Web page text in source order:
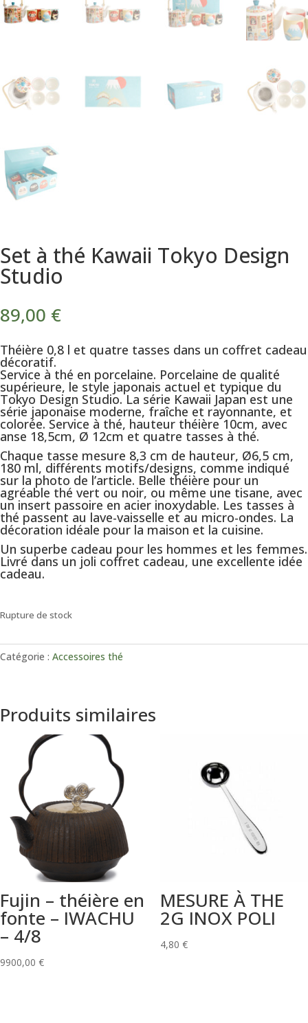
Set à thé Kawaii Tokyo Design
Studio
89,00 €
Théière 0,8 l et quatre tasses dans un coffret cadeau
décoratif.
Service à thé en porcelaine. Porcelaine de qualité
supérieure, le style japonais actuel et typique du
Tokyo Design Studio. La série Kawaii Japan est une
série japonaise moderne, fraîche et rayonnante, et
colorée. Service à thé, hauteur théière 10cm, avec
anse 18,5cm, Ø 12cm et quatre tasses à thé.
Chaque tasse mesure 8,3 cm de hauteur, Ø6,5 cm,
180 ml, différents motifs/designs, comme indiqué
sur la photo de l’article. Belle théière pour un
agréable thé vert ou noir, ou même une tisane, avec
un insert passoire en acier inoxydable. Les tasses à
thé passent au lave-vaisselle et au micro-ondes. La
décoration idéale pour la maison et la cuisine.
Un superbe cadeau pour les hommes et les femmes.
Livré dans un joli coffret cadeau, une excellente idée
cadeau.
Rupture de stock
Catégorie : Accessoires thé
Produits similaires
Fujin – théière en
fonte – IWACHU
– 4/8
9900,00 €
MESURE À THE
2G INOX POLI
4,80 €